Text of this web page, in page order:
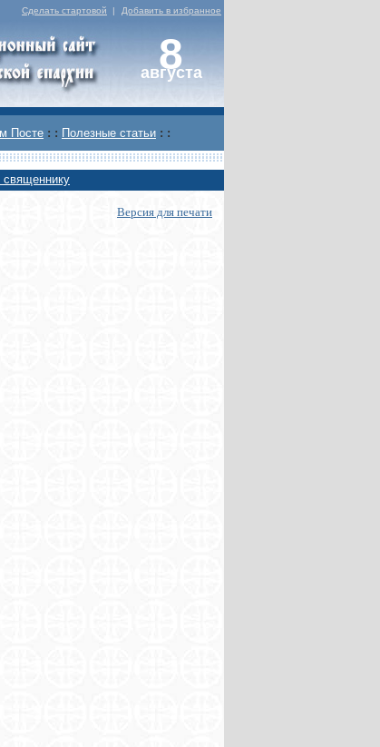
Сделать стартовой | Добавить в избранное
8
августа
Посте : : Полезные статьи : :
священнику
Версия для печати